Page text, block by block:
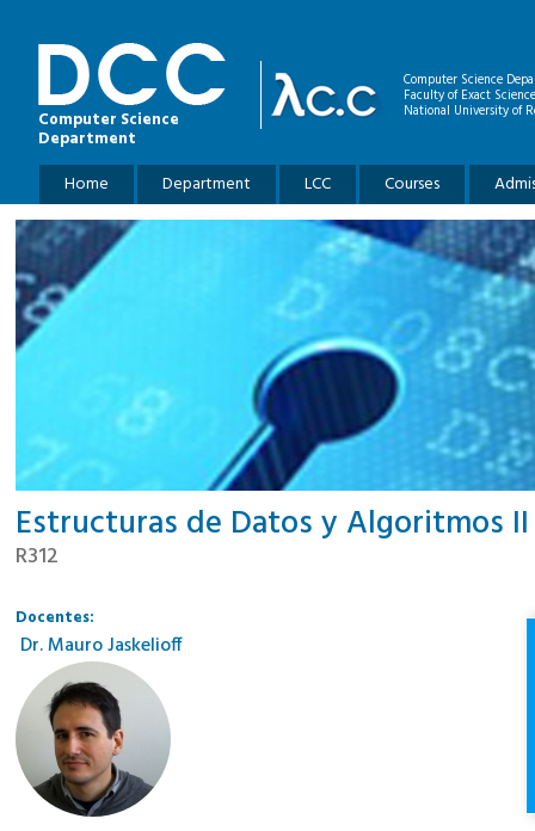
Computer Science
Department
Computer Science
Faculty of Exact
National University of
Main menu
Home Department LCC Courses
Estructuras de Datos y Algoritmos II
R312
Docentes:
Dr. Mauro Jaskelioff